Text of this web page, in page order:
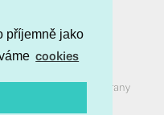
příjemně jako
cookies
Podmínky ochrany